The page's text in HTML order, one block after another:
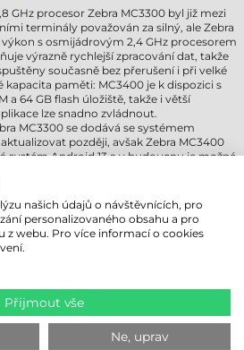
GHz procesor Zebra MC3300 byl již mezi
terminály považován za silný, ale Zebra
výkon s osmijádrovým 2,4 GHz procesorem
výrazně rychlejší zpracování dat, takže
současně bez přerušení i při velké
kapacita paměti: MC3400 je k dispozici s
a 64 GB flash úložiště, takže i větší
lze snadno zvládnout.
MC3300 se dodává se systémem
později, avšak Zebra MC3400
systém Android 13 a v budoucnu je možné
a moderní funkce.
vybavena 4"" displejem Gorilla Glass,
a nárazu. Displej MC3400 však
ovládáním jasu a ještě lepší viditelností
čitelný i za jasnějších světelných
připojení i v přeplněných
MC3400 navíc obdržela podporu
efektivnější využití energie a delší
jsou kompatibilní s 5G a GPS.
našich údajů o návštěvnících, pro
personalizovaného obsahu a pro
z webu. Pro více informací o cookies
Přijmout vše
Ne, uprav